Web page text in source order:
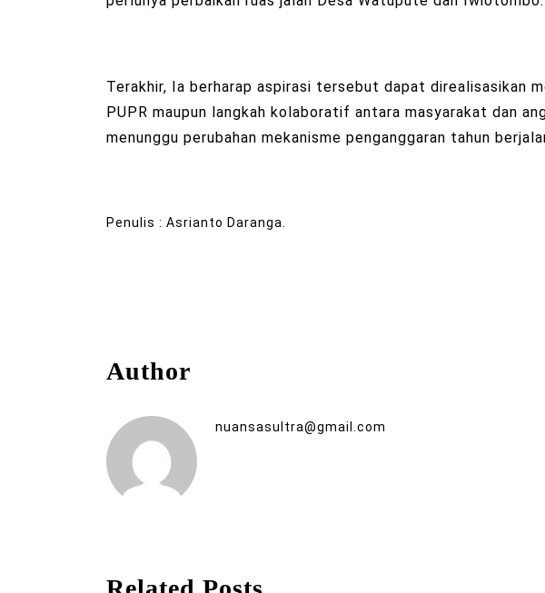
Terakhir, Ia berharap aspirasi tersebut dapat direalisasikan
PUPR maupun langkah kolaboratif antara masyarakat dan
menunggu perubahan mekanisme penganggaran tahun
Penulis : Asrianto Daranga.
Author
nuansasultra@gmail.com